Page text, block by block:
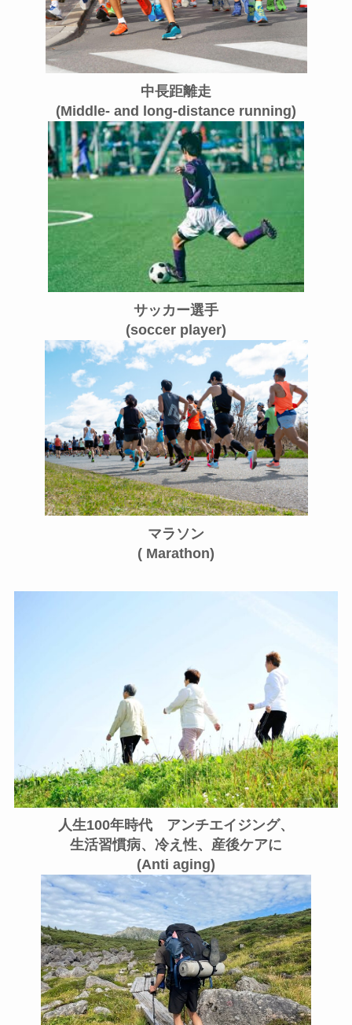
中長距離走
(Middle- and long-distance running)
サッカー選手
(soccer player)
マラソン
( Marathon)
人生100年時代 アンチエイジング、
生活習慣病、冷え性、産後ケアに
(Anti aging)